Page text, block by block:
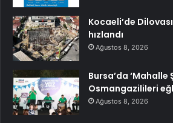
Kocaeli’de
hızlandı
Ağustos 8, 2026
Bursa’da ‘Mahalle
Osmangazilileri
Ağustos 8, 2026